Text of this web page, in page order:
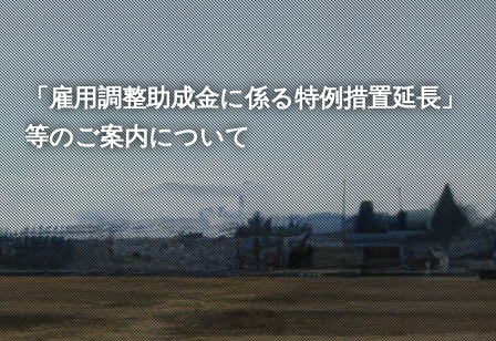
「雇用調整助成金に係る特例措置延長」
等のご案内について